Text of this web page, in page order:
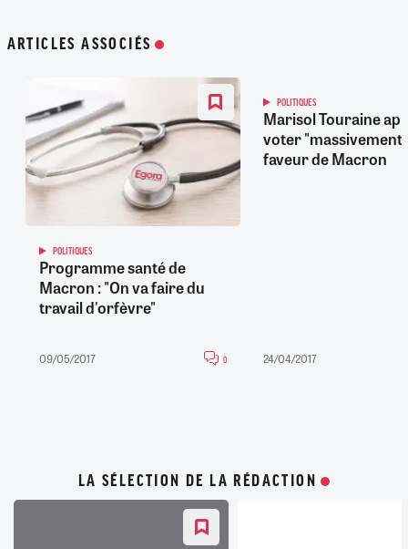
ARTICLES ASSOCIÉS
POLITIQUES
Programme santé de
Macron : "On va faire du
travail d'orfèvre"
09/05/2017 0
POLITIQUES
Marisol Touraine
voter
faveur de Macron
24/04/2017
LA SÉLECTION DE LA RÉDACTION